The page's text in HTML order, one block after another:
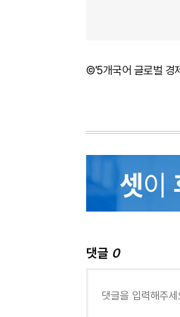
©'5개국어 글로벌 경
댓글 0